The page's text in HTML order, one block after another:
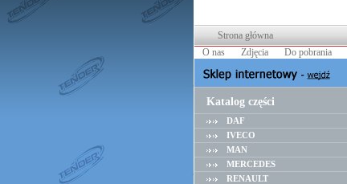
Strona główna
O nas
Zdjęcia Do pobrania
Katalog części
DAF
IVECO
MAN
MERCEDES
RENAULT